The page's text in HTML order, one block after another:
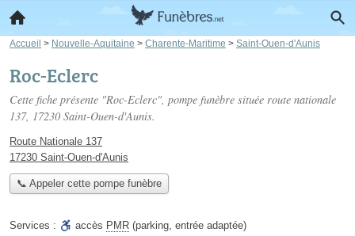
Accueil > Nouvelle-Aquitaine > Charente-Maritime > Saint-Ouen-d'Aunis
Roc-Eclerc
Cette fiche présente "Roc-Eclerc", pompe funèbre située route nationale
137, 17230 Saint-Ouen-d'Aunis.
Route Nationale 137
17230 Saint-Ouen-d'Aunis
📞 Appeler cette pompe funèbre
Services : accès PMR (parking, entrée adaptée)